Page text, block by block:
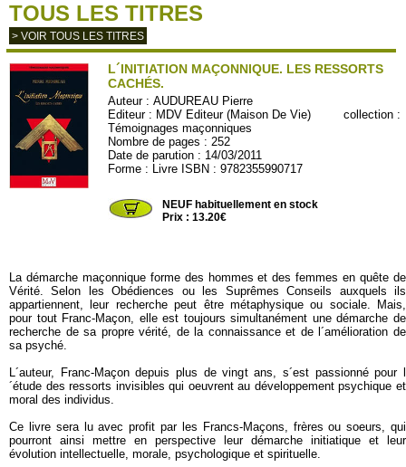
TOUS LES TITRES
> VOIR TOUS LES TITRES
L´INITIATION MAÇONNIQUE. LES RESSORTS
CACHÉS.
Auteur :AUDUREAU Pierre
Editeur : MDV Editeur (Maison De Vie) collection :
Témoignages maçonniques
Nombre de pages : 252
Date de parution : 14/03/2011
Forme : Livre ISBN : 9782355990717
NEUF habituellement en stock
Prix : 13.20€
La démarche maçonnique forme des hommes et des femmes en quête de
Vérité. Selon les Obédiences ou les Suprêmes Conseils auxquels ils
appartiennent, leur recherche peut être métaphysique ou sociale. Mais,
pour tout Franc-Maçon, elle est toujours simultanément une démarche de
recherche de sa propre vérité, de la connaissance et de l´amélioration de
sa psyché.
L´auteur, Franc-Maçon depuis plus de vingt ans, s´est passionné pour l
´étude des ressorts invisibles qui oeuvrent au développement psychique et
moral des individus.
Ce livre sera lu avec profit par les Francs-Maçons, frères ou soeurs, qui
pourront ainsi mettre en perspective leur démarche initiatique et leur
évolution intellectuelle, morale, psychologique et spirituelle.